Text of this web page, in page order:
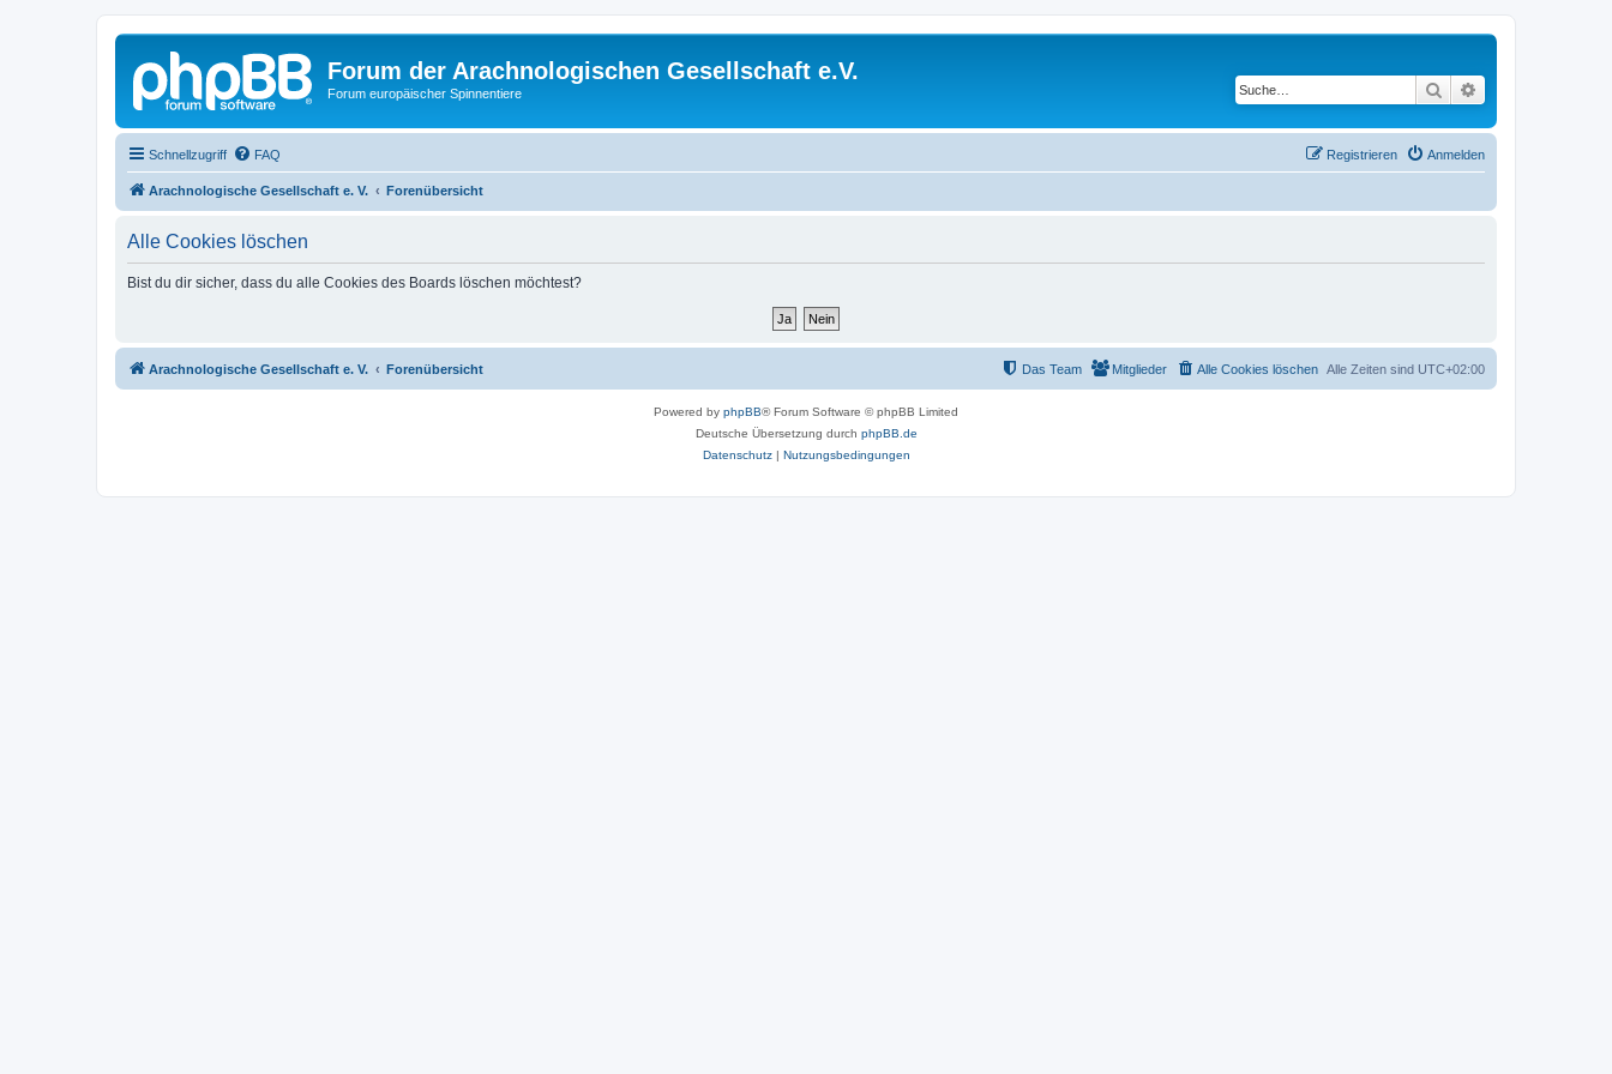
Forum der Arachnologischen Gesellschaft e.V.
Forum europäischer Spinnentiere Suche
Schnellzugriff FAQ Anmelden
Registrieren
Arachnologische Gesellschaft e. V. Forenübersicht
Alle Cookies löschen
Bist du dir sicher, dass du alle Cookies des Boards löschen möchtest?
Arachnologische Gesellschaft e. V. Forenübersicht Alle Zeiten sind UTC+02:00
Alle Cookies löschen
Mitglieder
Das Team
Powered by phpBB® Forum Software © phpBB Limited
Deutsche Übersetzung durch phpBB.de
Datenschutz| Nutzungsbedingungen